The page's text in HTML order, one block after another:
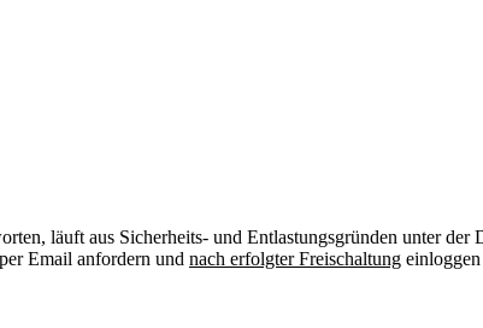
läuft aus Sicherheits- und Entlastungsgründen unter der
Email anfordern und nach erfolgter Freischaltung